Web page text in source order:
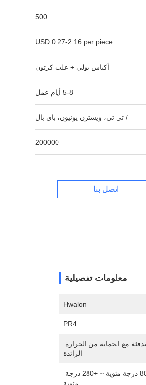
500
USD 0.27-2.16 per piece
أكياس بولي + علب كرتون
5-8 أيام عمل
/ تي تي، ويسترن يونيون، باي بال
200000
اتصل بنا
معلومات تفصيلية
Hwalon
PR4
الزائدة
مئوية